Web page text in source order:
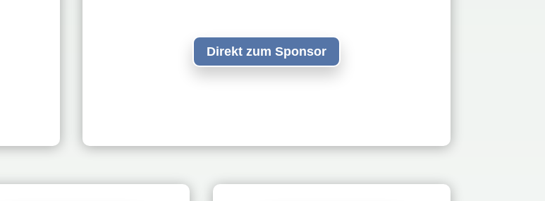
Direkt zum Sponsor